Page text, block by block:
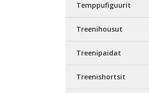
Temppufiguurit
Treenihousut
Treenipaidat
Treenishortsit